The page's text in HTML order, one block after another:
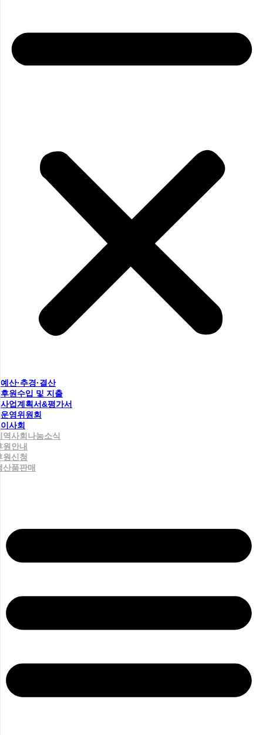
예산·추경·결산
후원수입 및 지출
사업계획서&평가서
운영위원회
이사회
역사회나눔소식
원안내
원신청
산품판매